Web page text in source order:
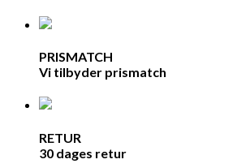
PRISMATCH
Vi tilbyder prismatch
RETUR
30 dages retur